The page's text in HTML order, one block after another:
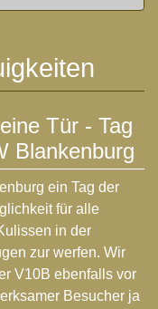
Tür - Tag
Blankenburg
ein Tag der
für alle
in der
zur werfen. Wir
V10B ebenfalls vor
Besucher ja